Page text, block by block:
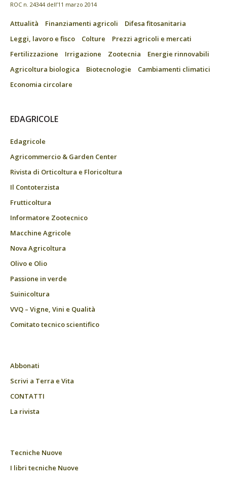
ROC n. 24344 dell’11 marzo 2014
Attualità Finanziamenti agricoli
Difesa fitosanitaria
Leggi, lavoro e fisco
Colture
Prezzi agricoli e mercati
Fertilizzazione
Irrigazione Zootecnia
Energie rinnovabili
Agricoltura biologica
Biotecnologie
Cambiamenti climatici
Economia circolare
EDAGRICOLE
Edagricole
Agricommercio & Garden Center
Rivista di Orticoltura e Floricoltura
Il Contoterzista
Frutticoltura
Informatore Zootecnico
Macchine Agricole
Nova Agricoltura
Olivo e Olio
Passione in verde
Suinicoltura
VVQ – Vigne, Vini e Qualità
Comitato tecnico scientifico
Abbonati
Scrivi a Terra e Vita
CONTATTI
La rivista
Tecniche Nuove
I libri tecniche Nuove